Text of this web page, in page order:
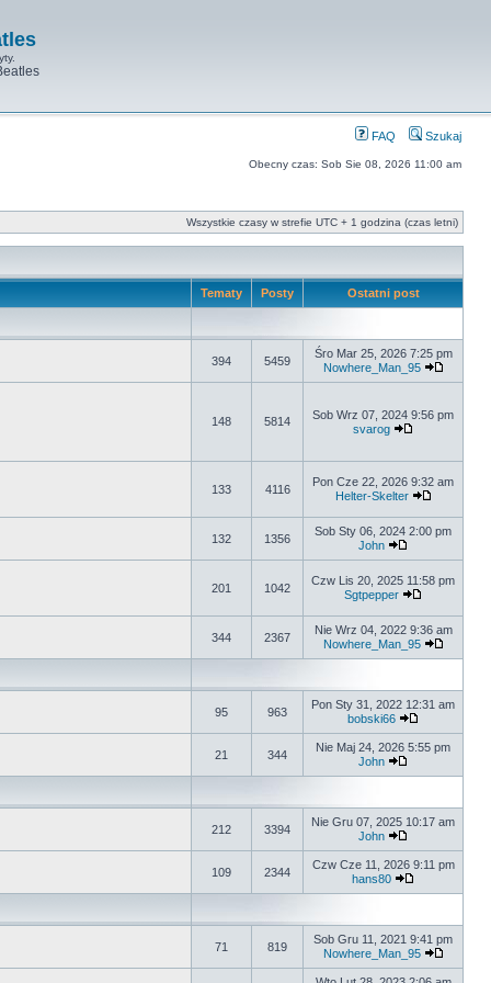
FAQ Szukaj
Obecny czas: Sob Sie 08, 2026 11:00 am
Wszystkie czasy w strefie UTC + 1 godzina (czas letni)
Tematy Posty Ostatni post
394 5459
Śro Mar 25, 2026 7:25 pm
Nowhere_Man_95
148 5814
Sob Wrz 07, 2024 9:56 pm
svarog
133 4116
Pon Cze 22, 2026 9:32 am
Helter-Skelter
132 1356
Sob Sty 06, 2024 2:00 pm
John
201 1042
Czw Lis 20, 2025 11:58 pm
Sgtpepper
344 2367
Nie Wrz 04, 2022 9:36 am
Nowhere_Man_95
95 963
Pon Sty 31, 2022 12:31 am
bobski66
21 344
Nie Maj 24, 2026 5:55 pm
John
212 3394
Nie Gru 07, 2025 10:17 am
John
109 2344
Czw Cze 11, 2026 9:11 pm
hans80
71 819
Sob Gru 11, 2021 9:41 pm
Nowhere_Man_95